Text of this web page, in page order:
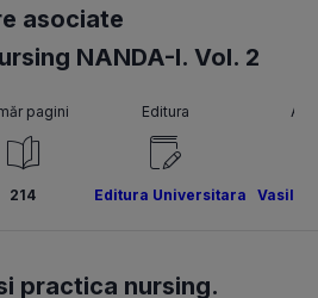
asociate
NANDA-I. Vol. 2
pagini
214
Editura
Editura Universitara Vasile
practica nursing.